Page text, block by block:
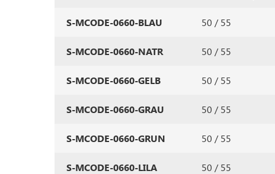
S-MCODE-0660-BLAU 50 / 55
S-MCODE-0660-NATR 50 / 55
S-MCODE-0660-GELB 50 / 55
S-MCODE-0660-GRAU 50 / 55
S-MCODE-0660-GRUN 50 / 55
S-MCODE-0660-LILA 50 / 55